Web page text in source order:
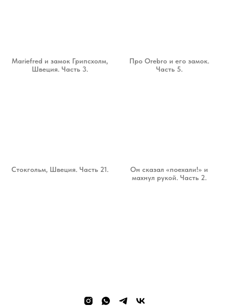
Mariefred и замок Грипсхолм,
Швеция. Часть 3.
Про Orebro и его замок.
Часть 5.
Стокгольм, Швеция. Часть 21.
Он сказал «поехали!» и
махнул рукой. Часть 2.